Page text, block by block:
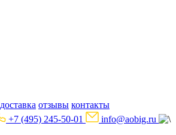
доставка отзывы контакты
+7 (495) 245-50-01 info@aobig.ru